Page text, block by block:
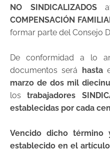
NO SINDICALIZADOS
COMPENSACIÓN
formar parte del Consejo
De conformidad a lo
documentos será hasta
marzo de dos mil
lostrabajadores
establecidas por cada
Vencido dicho
establecido en el